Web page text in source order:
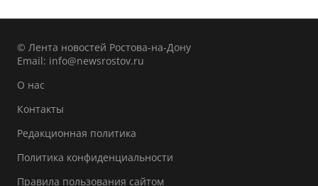
© Лента новостей Ростова-на-Дону
Email: info@newsrostov.ru
О нас
Контакты
Редакционная политика
Политика конфиденциальности
Правила пользования сайтом